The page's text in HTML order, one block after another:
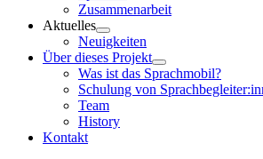
Zusammenarbeit
Aktuelles
Neuigkeiten
Über dieses Projekt
Was ist das Sprachmobil?
Schulung von
Team
History
Kontakt